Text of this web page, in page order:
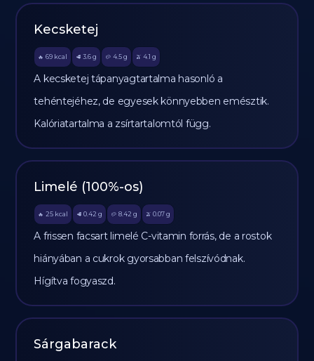
Kecsketej
🔥 69 kcal 🥩 3.6 g 🥔 4.5g 🫒 4.1 g
A kecsketej tápanyagtartalma hasonló a
tehéntejéhez, de egyesek könnyebben emésztik.
Kalóriatartalma a zsírtartalomtól függ.
Limelé (100%-os)
🔥 25 kcal 🥩 0.42 g 🥔 8.42 g 🫒 0.07 g
A frissen facsart limelé C-vitamin forrás, de a rostok
hiányában a cukrok gyorsabban felszívódnak.
Hígítva fogyaszd.
Sárgabarack